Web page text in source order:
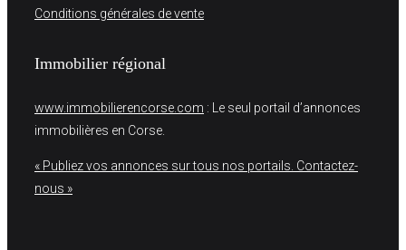
Conditions générales de vente
Immobilier régional
www.immobilierencorse.com : Le seul portail d’annonces
immobilières en Corse.
« Publiez vos annonces sur tous nos portails. Contactez-
nous »